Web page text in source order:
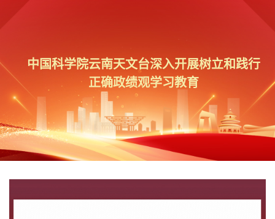
中国科学院云南天文台深入开展树立和践行
正确政绩观学习教育